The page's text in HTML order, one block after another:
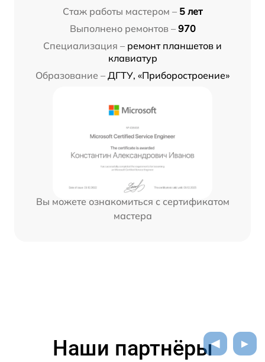
Стаж работы мастером – 5 лет
Выполнено ремонтов – 970
Специализация – ремонт планшетов и
клавиатур
Образование – ДГТУ, «Приборостроение»
Вы можете ознакомиться с сертификатом
мастера
Наши партнёры